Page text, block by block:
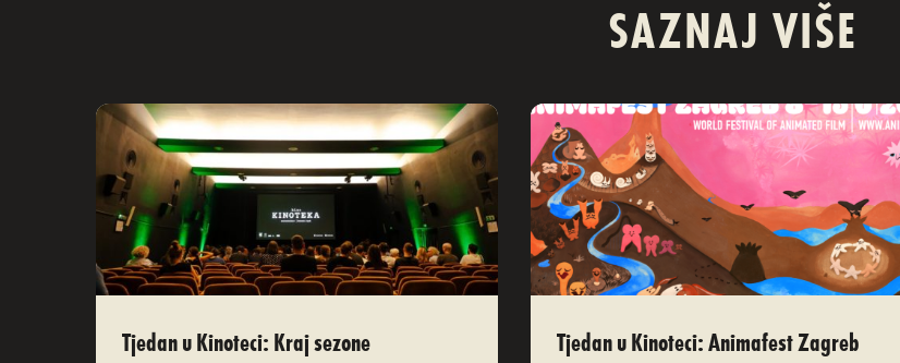
SAZNAJ VIŠE
Tjedan u Kinoteci: Kraj sezone Tjedan u Kinoteci: Animafest Zagreb